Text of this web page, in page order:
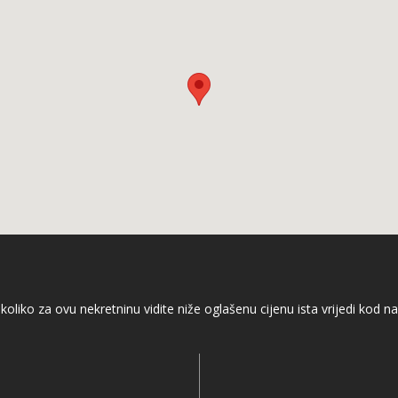
za ovu nekretninu vidite niže oglašenu cijenu ista vrijedi kod